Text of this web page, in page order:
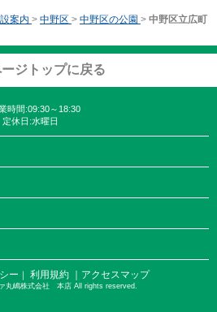
案内 > 中野区 > 中野区の公園 > 中野区立広町
ジトップに戻る
時間:09:30～18:30
定休日:水曜日
ー ｜ 利用規約 ｜アクセスマップ
丸嶋株式会社 本店 All rights reserved.